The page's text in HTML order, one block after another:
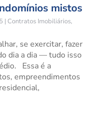
mistos
| Contratos Imobiliários,
se exercitar, fazer
dia a dia — tudo isso
Essa é a
empreendimentos